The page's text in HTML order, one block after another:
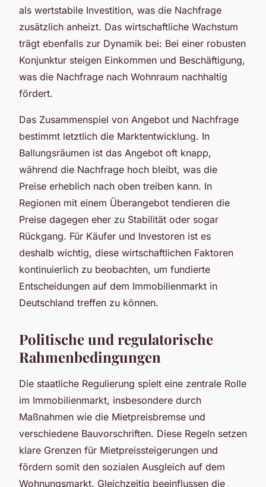
als wertstabile Investition, was die Nachfrage
zusätzlich anheizt. Das wirtschaftliche Wachstum
trägt ebenfalls zur Dynamik bei: Bei einer robusten
Konjunktur steigen Einkommen und Beschäftigung,
was die Nachfrage nach Wohnraum nachhaltig
fördert.
Das Zusammenspiel von Angebot und Nachfrage
bestimmt letztlich die Marktentwicklung. In
Ballungsräumen ist das Angebot oft knapp,
während die Nachfrage hoch bleibt, was die
Preise erheblich nach oben treiben kann. In
Regionen mit einem Überangebot tendieren die
Preise dagegen eher zu Stabilität oder sogar
Rückgang. Für Käufer und Investoren ist es
deshalb wichtig, diese wirtschaftlichen Faktoren
kontinuierlich zu beobachten, um fundierte
Entscheidungen auf dem Immobilienmarkt in
Deutschland treffen zu können.
Politische und regulatorische
Rahmenbedingungen
Die staatliche Regulierung spielt eine zentrale Rolle
im Immobilienmarkt, insbesondere durch
Maßnahmen wie die Mietpreisbremse und
verschiedene Bauvorschriften. Diese Regeln setzen
klare Grenzen für Mietpreissteigerungen und
fördern somit den sozialen Ausgleich auf dem
Wohnungsmarkt. Gleichzeitig beeinflussen die